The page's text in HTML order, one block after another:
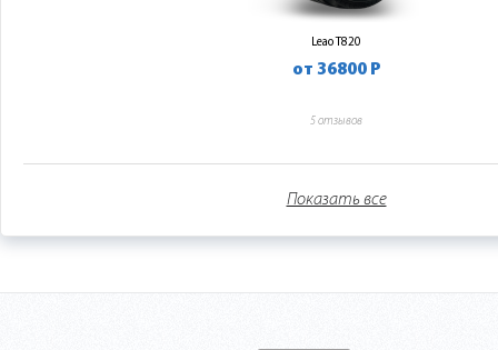
Leao T820
от 36800 Р
5 отзывов
Показать все